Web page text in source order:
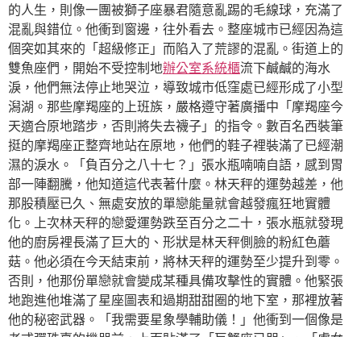
的人生，則像一團被獅子座暴君隨意亂踢的毛線球，充滿了
混亂與錯位。他衝到窗邊，往外看去。整座城市已經因為這
個突如其來的「超級修正」而陷入了荒謬的混亂。街道上的
雙魚座們，開始不受控制地辦公室系統櫃流下鹹鹹的海水
淚，他們無法停止地哭泣，導致城市低窪處已經形成了小型
潟湖。那些摩羯座的上班族，嚴格遵守著廣播中「摩羯座今
天適合原地踏步，否則將失去襪子」的指令。數百名西裝筆
挺的摩羯座正整齊地站在原地，他們的鞋子裡裝滿了已經潮
濕的淚水。「負百分之八十七？」張水瓶喃喃自語，感到胃
部一陣翻騰，他知道這代表著什麼。林天秤的運勢越差，他
那股積壓已久、無處安放的單戀能量就會越發瘋狂地實體
化。上次林天秤的戀愛運勢跌至百分之二十，張水瓶就發現
他的廚房裡長滿了巨大的、形狀是林天秤側臉的粉紅色蘑
菇。他必須在今天結束前，將林天秤的運勢至少提升到零。
否則，他那份單戀就會變成某種具備攻擊性的實體。他緊張
地跑進他堆滿了星座圖表和過期甜甜圈的地下室，那裡放著
他的秘密武器。「我需要星象學輔助儀！」他衝到一個像是